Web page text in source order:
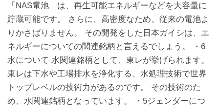
「NAS電池」は、再生可能エネルギーなどを大容量に
貯蔵可能です。 さらに、高密度なため、従来の電池よ
りかさばりません。 その開発をした日本ガイシは、エ
ネルギーについての関連銘柄と言えるでしょう。 ・6
水について 水関連銘柄として、東レが挙げられます。
東レは下水や工場排水を浄化する、水処理技術で世界
トップレベルの技術力があるのです。 その技術のた
め、水関連銘柄となっています。 ・5ジェンダーにつ